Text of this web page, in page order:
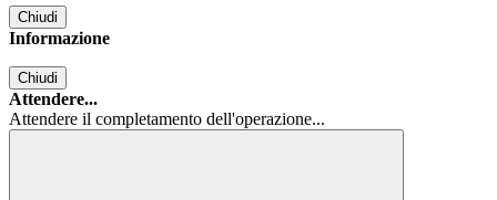
Chiudi
Informazione
Chiudi
Attendere...
Attendere il completamento dell'operazione...